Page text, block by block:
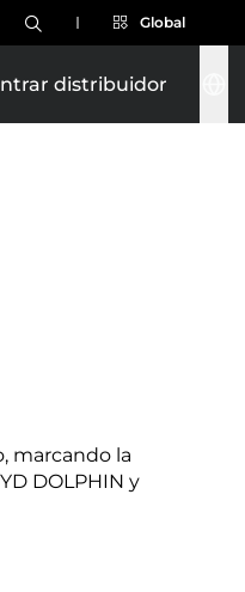
distribuidor
Global
marcando la
DOLPHIN y